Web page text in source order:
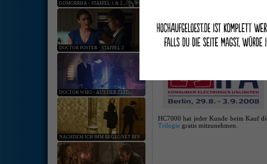
GOMORRHA - STAFFEL 1 & 2...
DOCTOR FOSTER - STAFFEL 2
DOCTOR WHO - AUS DER ZEIT...
NACHDEM ICH IHM BEGEGNET BIN
IFA 2008: Paramount und
08. Aug. 2008 | Kategorie:Software| 0
HC7000 hat jeder Kunde beim Kauf
Trilogie gratis mitzunehmen.